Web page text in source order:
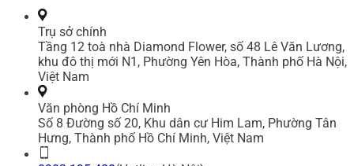
Trụ sở chính
Tầng 12 toà nhà Diamond Flower, số 48 Lê Văn Lương,
khu đô thị mới N1, Phường Yên Hòa, Thành phố Hà Nội,
Việt Nam
Văn phòng Hồ Chí Minh
Số 8 Đường số 20, Khu dân cư Him Lam, Phường Tân
Hưng, Thành phố Hồ Chí Minh, Việt Nam